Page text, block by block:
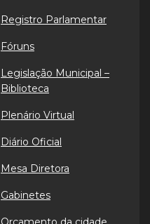
Registro Parlamentar
Fóruns
Legislação Municipal –
Biblioteca
Plenário Virtual
Diário Oficial
Mesa Diretora
Gabinetes